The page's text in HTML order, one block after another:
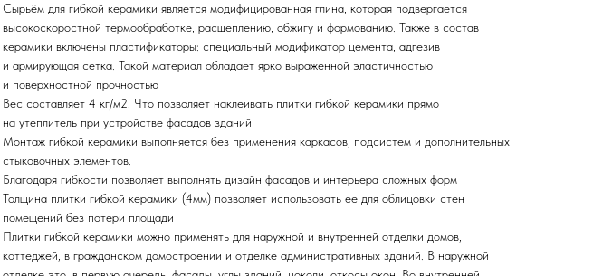
Сырьём для гибкой керамики является модифицированная глина, которая подвергается
высокоскоростной термообработке, расщеплению, обжигу и формованию. Также в состав
керамики включены пластификаторы: специальный модификатор цемента, адгезив
и армирующая сетка. Такой материал обладает ярко выраженной эластичностью
и поверхностной прочностью
Вес составляет 4 кг/м2. Что позволяет наклеивать плитки гибкой керамики прямо
на утеплитель при устройстве фасадов зданий
Монтаж гибкой керамики выполняется без применения каркасов, подсистем и дополнительных
стыковочных элементов.
Благодаря гибкости позволяет выполнять дизайн фасадов и интерьера сложных форм
Толщина плитки гибкой керамики (4мм) позволяет использовать ее для облицовки стен
помещений без потери площади
Плитки гибкой керамики можно применять для наружной и внутренней отделки домов,
коттеджей, в гражданском домостроении и отделке административных зданий. В наружной